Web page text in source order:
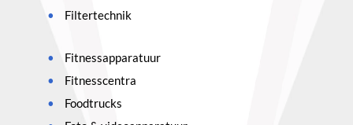
Filtertechnik
Fitnessapparatuur
Fitnesscentra
Foodtrucks